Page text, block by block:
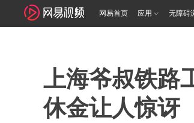
网易首页 应用 无障碍
上海爷叔铁路
休金让人惊讶